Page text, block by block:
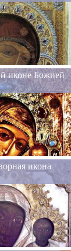
иконе Божией
икона